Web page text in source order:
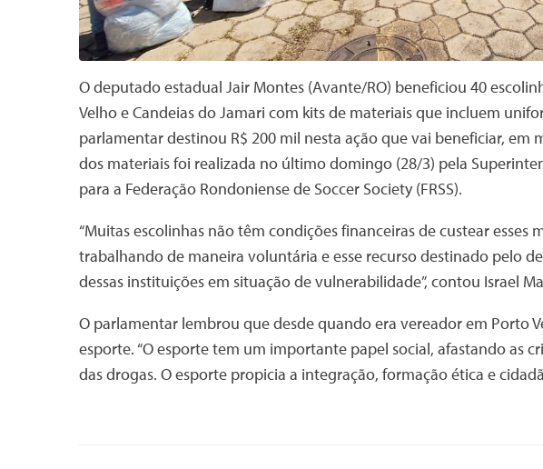
O deputado estadual Jair Montes (Avante/RO) beneficiou 40
Velho e Candeias do Jamari com kits de materiais que incluem
parlamentar destinou R$ 200 mil nesta ação que vai beneficiar, em
dos materiais foi realizada no último domingo (28/3) pela
para a Federação Rondoniense de Soccer Society (FRSS).
“Muitas escolinhas não têm condições financeiras de custear esses
trabalhando de maneira voluntária e esse recurso destinado pelo
dessas instituições em situação de vulnerabilidade”, contou Israel
O parlamentar lembrou que desde quando era vereador em Porto
esporte. “O esporte tem um importante papel social, afastando as
das drogas. O esporte propicia a integração, formação ética e